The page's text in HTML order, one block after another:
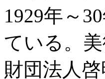
1929年～
ている。
財団法人